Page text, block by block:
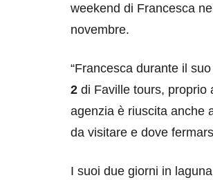
weekend di Francesca
novembre.
“Francesca durante il
2 di Faville tours, proprio
agenzia è riuscita anche
da visitare e dove
I suoi due giorni in